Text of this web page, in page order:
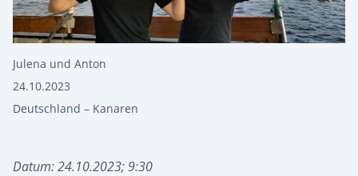
Julena und Anton
24.10.2023
Deutschland – Kanaren
Datum: 24.10.2023; 9:30